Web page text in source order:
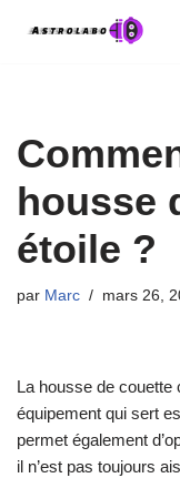
housse
étoile ?
par Marc mars 26,
La housse de couette
équipement qui sert
permet également
il n’est pas toujours